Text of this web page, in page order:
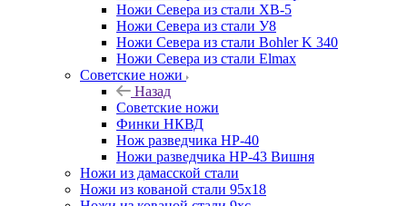
Ножи Севера из стали ХВ-5
Ножи Севера из стали У8
Ножи Севера из стали Bohler K 340
Ножи Севера из стали Elmax
Советские ножи
Назад
Советские ножи
Финки НКВД
Нож разведчика НР-40
Ножи разведчика НР-43 Вишня
Ножи из дамасской стали
Ножи из кованой стали 95х18